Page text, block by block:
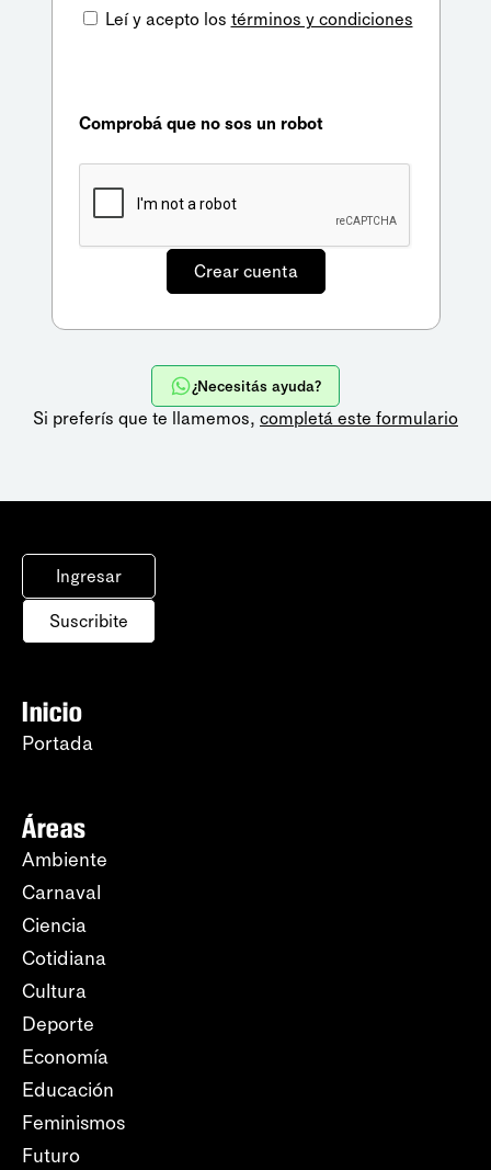
Leí y acepto los términos y condiciones
Comprobá que no sos un robot
¿Necesitás ayuda?
Si preferís que te llamemos, completá este formulario
Ingresar
Suscribite
Inicio
Portada
Áreas
Ambiente
Carnaval
Ciencia
Cotidiana
Cultura
Deporte
Economía
Educación
Feminismos
Futuro